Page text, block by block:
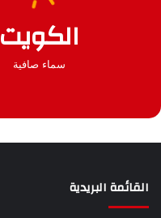
الكويت
سماء صافية
القائمة البريدية